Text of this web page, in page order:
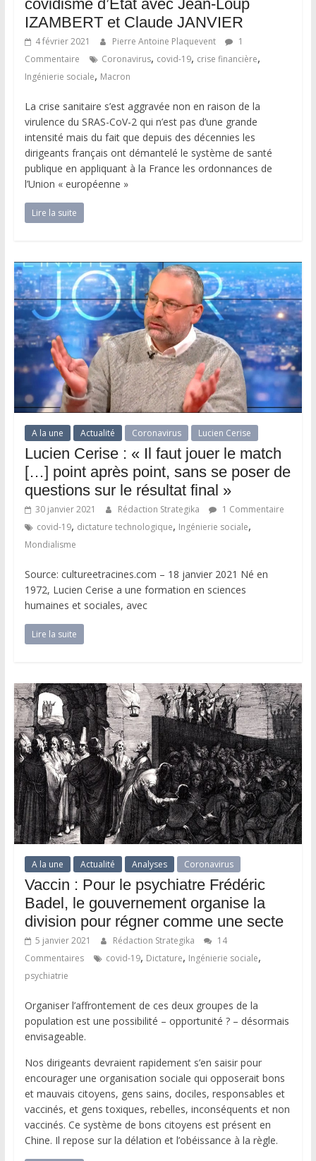
covidisme d’État avec Jean-Loup
IZAMBERT et Claude JANVIER
4 février 2021 Pierre Antoine Plaquevent
1
Commentaire
Coronavirus, covid-19, crise financière,
Ingénierie sociale, Macron
La crise sanitaire s’est aggravée non en raison de la
virulence du SRAS-CoV-2 qui n’est pas d’une grande
intensité mais du fait que depuis des décennies les
dirigeants français ont démantelé le système de santé
publique en appliquant à la France les ordonnances de
l’Union « européenne »
Lire la suite
A la une Actualité Coronavirus Lucien Cerise
Lucien Cerise : « Il faut jouer le match
[…] point après point, sans se poser de
questions sur le résultat final »
30 janvier 2021 Rédaction Strategika
1 Commentaire
covid-19, dictature technologique, Ingénierie sociale,
Mondialisme
Source: cultureetracines.com – 18 janvier 2021 Né en
1972, Lucien Cerise a une formation en sciences
humaines et sociales, avec
Lire la suite
A la une Actualité Analyses Coronavirus
Vaccin : Pour le psychiatre Frédéric
Badel, le gouvernement organise la
division pour régner comme une secte
5 janvier 2021 Rédaction Strategika
14
Commentaires
covid-19, Dictature, Ingénierie sociale,
psychiatrie
Organiser l’affrontement de ces deux groupes de la
population est une possibilité – opportunité ? – désormais
envisageable.
Nos dirigeants devraient rapidement s’en saisir pour
encourager une organisation sociale qui opposerait bons
et mauvais citoyens, gens sains, dociles, responsables et
vaccinés, et gens toxiques, rebelles, inconséquents et non
vaccinés. Ce système de bons citoyens est présent en
Chine. Il repose sur la délation et l’obéissance à la règle.